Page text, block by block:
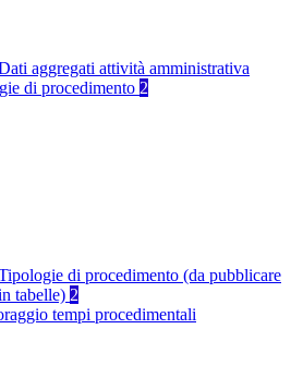
aggregati attività amministrativa
di procedimento 2
di procedimento (da pubblicare
tabelle) 2
tempi procedimentali